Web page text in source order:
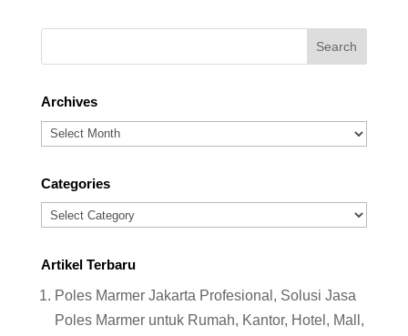
Archives
Archives
Categories
Categories
Artikel Terbaru
Poles Marmer Jakarta Profesional, Solusi Jasa
Poles Marmer untuk Rumah, Kantor, Hotel, Mall,